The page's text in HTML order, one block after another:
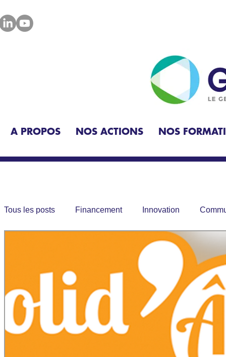
A PROPOS NOS ACTIONS NOS
Tous les posts Financement Innovation
Prévention Recherche
Appel à projets Voeux 2020 Infos COVID-19